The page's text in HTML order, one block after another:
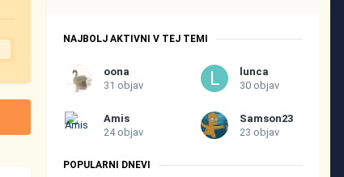
NAJBOLJ AKTIVNI V TEJ TEMI
oona
31 objav
lunca
30 objav
Amis
24 objav
Samson23
23 objav
POPULARNI DNEVI